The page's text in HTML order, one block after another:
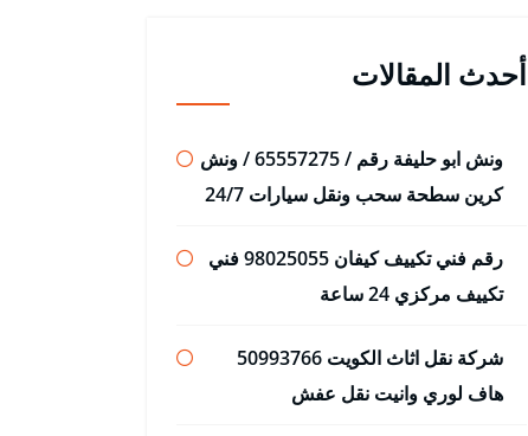
أحدث المقالات
ونش ابو حليفة رقم / 65557275 / ونش
كرين سطحة سحب ونقل سيارات 24/7
رقم فني تكييف كيفان 98025055 فني
تكييف مركزي 24 ساعة
شركة نقل اثاث الكويت 50993766
هاف لوري وانيت نقل عفش